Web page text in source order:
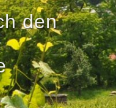
den